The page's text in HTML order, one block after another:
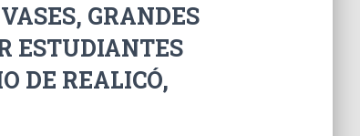
GRANDES
ESTUDIANTES
DE REALICÓ,